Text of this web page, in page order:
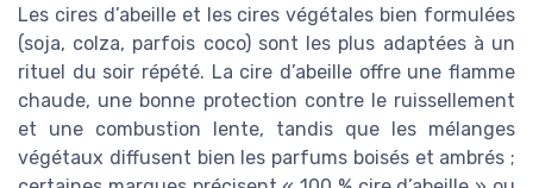
Les cires d’abeille et les cires végétales bien formulées
(soja, colza, parfois coco) sont les plus adaptées à un
rituel du soir répété. La cire d’abeille offre une flamme
chaude, une bonne protection contre le ruissellement
et une combustion lente, tandis que les mélanges
végétaux diffusent bien les parfums boisés et ambrés ;